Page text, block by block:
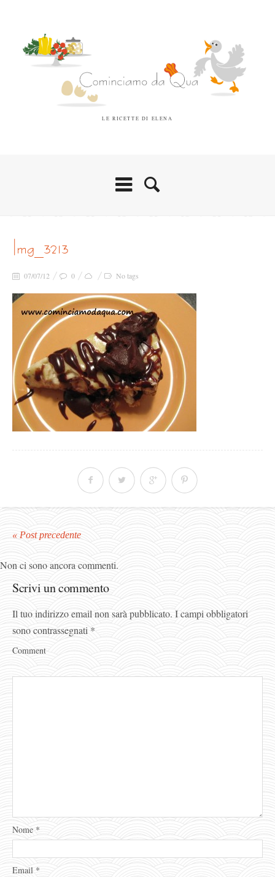
LE RICETTE DI ELENA
img_3213
07/07/12 0 No tags
« Post precedente
Non ci sono ancora commenti.
Scrivi un commento
Il tuo indirizzo email non sarà pubblicato. I campi obbligatori
sono contrassegnati *
Comment
Nome *
Email *